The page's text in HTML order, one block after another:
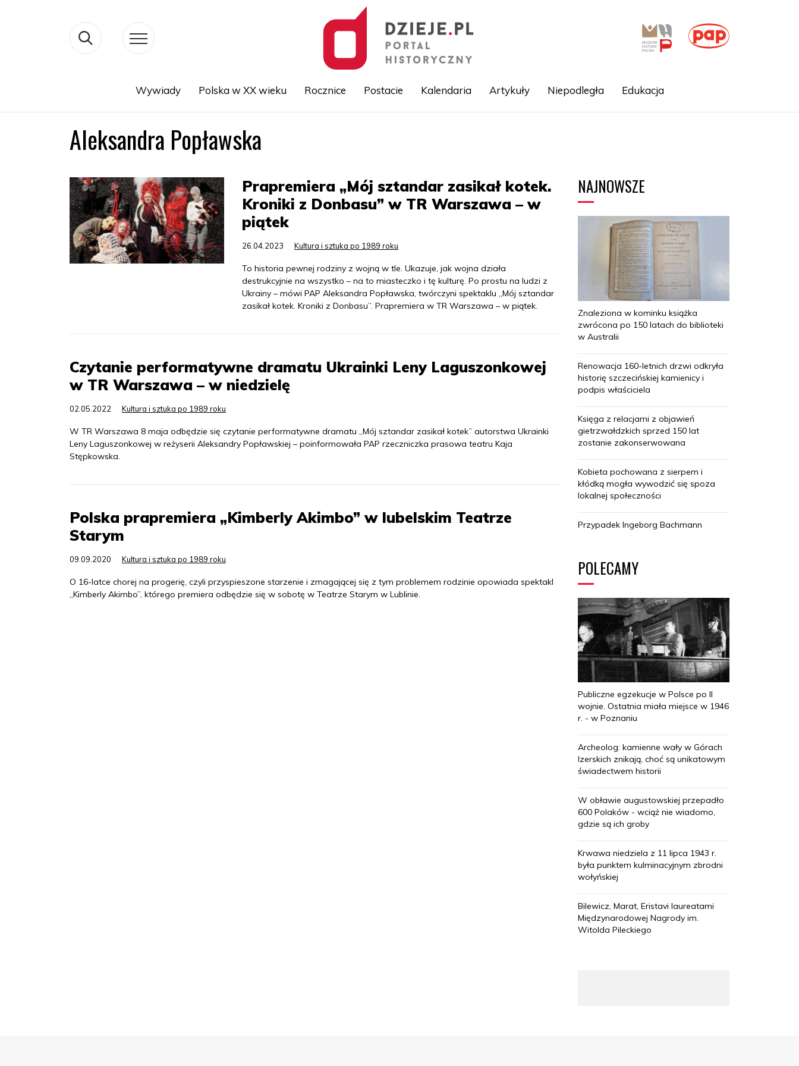
Wywiady Polska w XX wieku Rocznice Postacie Kalendaria Artykuły Niepodległa Edukacja
Aleksandra Popławska
Prapremiera „Mój sztandar zasikał kotek.
Kroniki z Donbasu” w TR Warszawa – w
piątek
26.04.2023 Kultura i sztuka po 1989 roku
To historia pewnej rodziny z wojną w tle. Ukazuje, jak wojna działa
destrukcyjnie na wszystko – na to miasteczko i tę kulturę. Po prostu na ludzi z
Ukrainy – mówi PAP Aleksandra Popławska, twórczyni spektaklu „Mój sztandar
zasikał kotek. Kroniki z Donbasu”. Prapremiera w TR Warszawa – w piątek.
Czytanie performatywne dramatu Ukrainki Leny Laguszonkowej
w TR Warszawa – w niedzielę
02.05.2022 Kultura i sztuka po 1989 roku
W TR Warszawa 8 maja odbędzie się czytanie performatywne dramatu „Mój sztandar zasikał kotek” autorstwa Ukrainki
Leny Laguszonkowej w reżyserii Aleksandry Popławskiej – poinformowała PAP rzeczniczka prasowa teatru Kaja
Stępkowska.
Polska prapremiera „Kimberly Akimbo” w lubelskim Teatrze
Starym
09.09.2020 Kultura i sztuka po 1989 roku
O 16-latce chorej na progerię, czyli przyspieszone starzenie i zmagającej się z tym problemem rodzinie opowiada spektakl
„Kimberly Akimbo”, którego premiera odbędzie się w sobotę w Teatrze Starym w Lublinie.
NAJNOWSZE
Znaleziona w kominku książka
zwrócona po 150 latach do biblioteki
w Australii
Renowacja 160-letnich drzwi odkryła
historię szczecińskiej kamienicy i
podpis właściciela
Księga z relacjami z objawień
gietrzwałdzkich sprzed 150 lat
zostanie zakonserwowana
Kobieta pochowana z sierpem i
kłódką mogła wywodzić się spoza
lokalnej społeczności
Przypadek Ingeborg Bachmann
POLECAMY
Publiczne egzekucje w Polsce po II
wojnie. Ostatnia miała miejsce w 1946
r. - w Poznaniu
Archeolog: kamienne wały w Górach
Izerskich znikają, choć są unikatowym
świadectwem historii
W obławie augustowskiej przepadło
600 Polaków - wciąż nie wiadomo,
gdzie są ich groby
Krwawa niedziela z 11 lipca 1943 r.
była punktem kulminacyjnym zbrodni
wołyńskiej
Bilewicz, Marat, Eristavi laureatami
Międzynarodowej Nagrody im.
Witolda Pileckiego